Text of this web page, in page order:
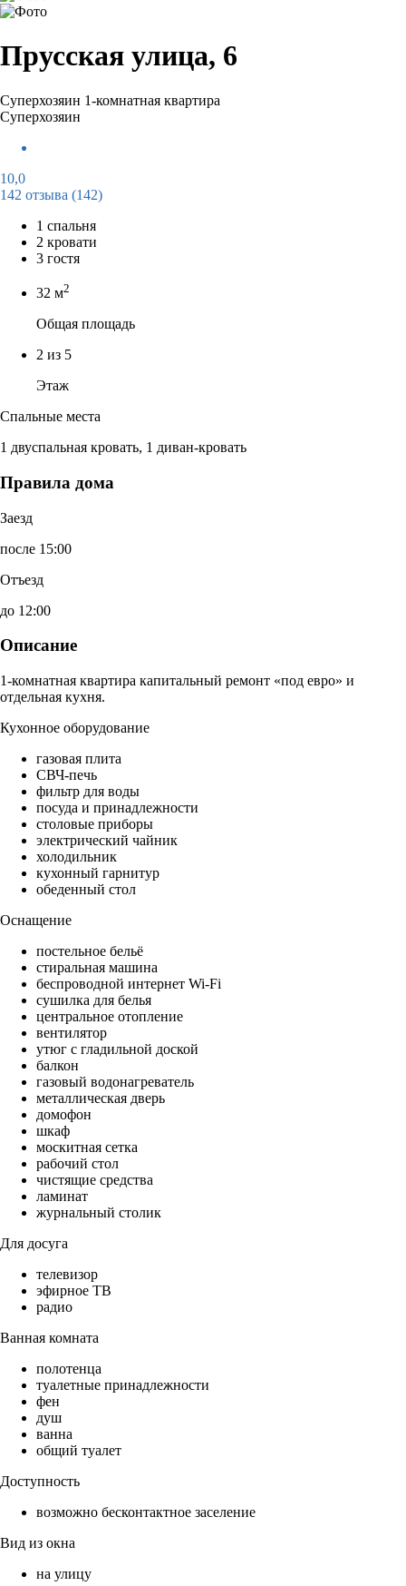
Прусская улица, 6
Суперхозяин 1-комнатная квартира
Суперхозяин
10,0
142 отзыва (142)
1 спальня
2 кровати
3 гостя
32 м2
Общая площадь
2 из 5
Этаж
Спальные места
1 двуспальная кровать, 1 диван-кровать
Правила дома
Заезд
после 15:00
Отъезд
до 12:00
Описание
1-комнатная квартира капитальный ремонт «под евро» и
отдельная кухня.
Кухонное оборудование
газовая плита
СВЧ-печь
фильтр для воды
посуда и принадлежности
столовые приборы
электрический чайник
холодильник
кухонный гарнитур
обеденный стол
Оснащение
постельное бельё
стиральная машина
беспроводной интернет Wi-Fi
сушилка для белья
центральное отопление
вентилятор
утюг с гладильной доской
балкон
газовый водонагреватель
металлическая дверь
домофон
шкаф
москитная сетка
рабочий стол
чистящие средства
ламинат
журнальный столик
Для досуга
телевизор
эфирное ТВ
радио
Ванная комната
полотенца
туалетные принадлежности
фен
душ
ванна
общий туалет
Доступность
возможно бесконтактное заселение
Вид из окна
на улицу